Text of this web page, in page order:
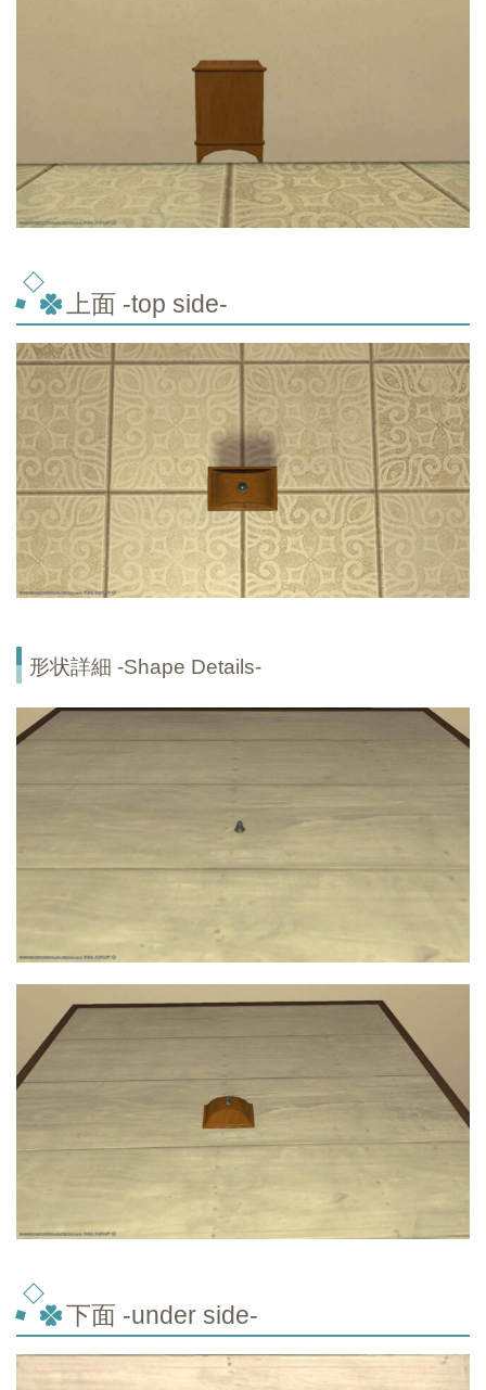
上面 -top side-
形状詳細 -Shape Details-
下面 -under side-